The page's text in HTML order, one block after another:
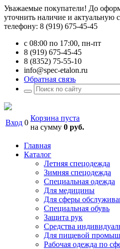
Уважаемые покупатели! До
уточнить наличие и актуальную
телефону: 8 (919) 675-45-45
с 08:00 по 17:00, пн-пт
8 (919) 675-45-45
8 (8352) 75-55-10
info@spec-etalon.ru
Обратная связь
Вход 0
Корзина пуста
на сумму 0 руб.
Главная
Каталог
Летняя спецодежда
Зимняя спецодежда
Специальная одежда
Для медицины
Для сферы
Специальная обувь
Защита рук
Средства
Для пищевой
Рабочая одежда по